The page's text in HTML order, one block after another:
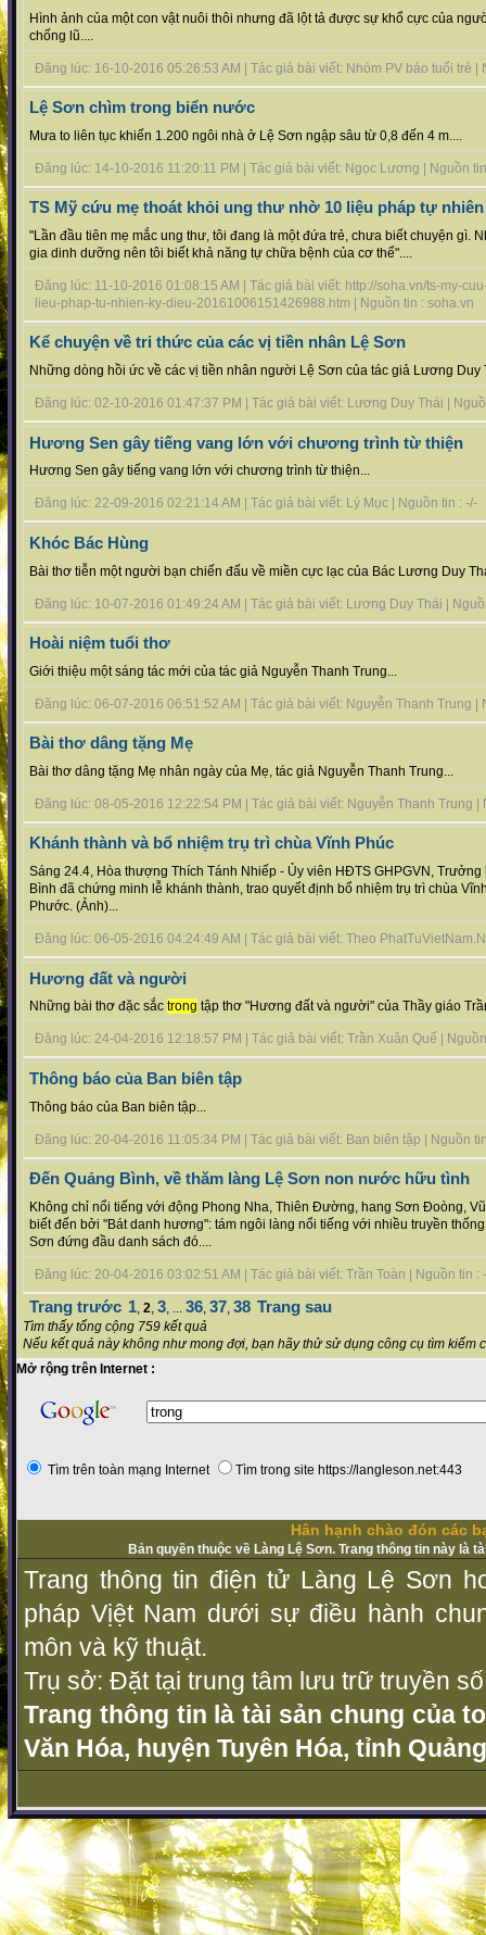
Hình ảnh của một con vật nuôi thôi nhưng đã lột tả được sự khổ cực của
chống lũ....
Đăng lúc: 16-10-2016 05:26:53 AM | Tác giả bài viết: Nhóm PV báo tuổi trẻ |
Lệ Sơn chìm trong biển nước
Mưa to liên tục khiến 1.200 ngôi nhà ở Lệ Sơn ngập sâu từ 0,8 đến 4 m....
Đăng lúc: 14-10-2016 11:20:11 PM | Tác giả bài viết: Ngọc Lương | Nguồn
TS Mỹ cứu mẹ thoát khỏi ung thư nhờ 10 liệu pháp tự
"Lần đầu tiên mẹ mắc ung thư, tôi đang là một đứa trẻ, chưa biết chuyện gì.
gia dinh dưỡng nên tôi biết khả năng tự chữa bệnh của cơ thể"....
Đăng lúc: 11-10-2016 01:08:15 AM | Tác giả bài viết: http://soha.vn/ts-my-
lieu-phap-tu-nhien-ky-dieu-20161006151426988.htm | Nguồn tin : soha.vn
Kể chuyện về tri thức của các vị tiền nhân Lệ Sơn
Những dòng hồi ức về các vị tiền nhân người Lệ Sơn của tác giả Lương Duy
Đăng lúc: 02-10-2016 01:47:37 PM | Tác giả bài viết: Lương Duy Thái |
Hương Sen gây tiếng vang lớn với chương trình từ thiện
Hương Sen gây tiếng vang lớn với chương trình từ thiện...
Đăng lúc: 22-09-2016 02:21:14 AM | Tác giả bài viết: Lý Mục | Nguồn tin : -/-
Khóc Bác Hùng
Bài thơ tiễn một người bạn chiến đấu về miền cực lạc của Bác Lương Duy
Đăng lúc: 10-07-2016 01:49:24 AM | Tác giả bài viết: Lương Duy Thái |
Hoài niệm tuổi thơ
Giới thiệu một sáng tác mới của tác giả Nguyễn Thanh Trung...
Đăng lúc: 06-07-2016 06:51:52 AM | Tác giả bài viết: Nguyễn Thanh Trung |
Bài thơ dâng tặng Mẹ
Bài thơ dâng tặng Mẹ nhân ngày của Mẹ, tác giả Nguyễn Thanh Trung...
Đăng lúc: 08-05-2016 12:22:54 PM | Tác giả bài viết: Nguyễn Thanh Trung |
Khánh thành và bổ nhiệm trụ trì chùa Vĩnh Phúc
Sáng 24.4, Hòa thượng Thích Tánh Nhiếp - Ủy viên HĐTS GHPGVN,
Bình đã chứng minh lễ khánh thành, trao quyết định bổ nhiệm trụ trì chùa
Phước. (Ảnh)...
Đăng lúc: 06-05-2016 04:24:49 AM | Tác giả bài viết: Theo
Hương đất và người
Những bài thơ đặc sắc trong tập thơ "Hương đất và người" của Thầy giáo
Đăng lúc: 24-04-2016 12:18:57 PM | Tác giả bài viết: Trần Xuân Quế |
Thông báo của Ban biên tập
Thông báo của Ban biên tập...
Đăng lúc: 20-04-2016 11:05:34 PM | Tác giả bài viết: Ban biên tập | Nguồn
Đến Quảng Bình, về thăm làng Lệ Sơn non nước hữu tình
Không chỉ nổi tiếng với động Phong Nha, Thiên Đường, hang Sơn Đoòng,
biết đến bởi "Bát danh hương": tám ngôi làng nổi tiếng với nhiều truyền
Sơn đứng đầu danh sách đó....
Đăng lúc: 20-04-2016 03:02:51 AM | Tác giả bài viết: Trần Toàn | Nguồn tin :
Trang trước 1, 2, 3, ... 36, 37, 38 Trang sau
Tìm thấy tổng cộng 759 kết quả
Nếu kết quả này không như mong đợi, bạn hãy thử sử dụng công cụ tìm kiếm
Mở rộng trên Internet :
Tìm trên toàn mạng Internet Tìm trong site https://langleson.net:443
Hân hạnh chào đón các
Bản quyền thuộc về Làng Lệ Sơn. Trang thông tin này là
Trang thông tin điện tử Làng Lệ Sơn
pháp Vịệt Nam dưới sự điều hành
môn và kỹ thuật.
Trụ sở: Đặt tại trung tâm lưu trữ truyền
Trang thông tin là tài sản chung của
Văn Hóa, huyện Tuyên Hóa, tỉnh